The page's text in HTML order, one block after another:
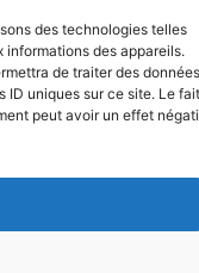
des technologies telles
des appareils.
de traiter des données
ID uniques sur ce site. Le fait
peut avoir un effet